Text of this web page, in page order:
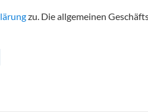
zu. Die allgemeinen